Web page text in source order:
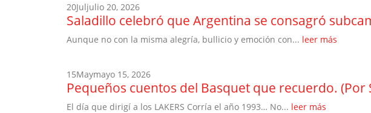
20Juljulio 20, 2026
Saladillo celebró que Argentina se consagró
Aunque no con la misma alegría, bullicio y emoción con... leer más
15Maymayo 15, 2026
Pequeños cuentos del Basquet que recuerdo. (Por
El día que dirigí a los LAKERS Corría el año 1993… No... leer más